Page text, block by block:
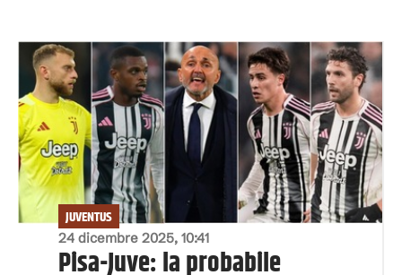
24 dicembre 2025, 10:41
JUVENTUS
Pisa-Juve: la probabile